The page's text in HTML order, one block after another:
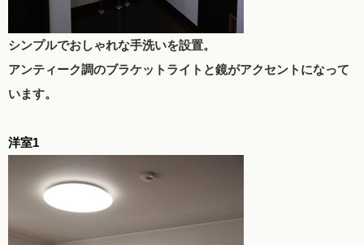
シンプルでおしゃれな手洗いを設置。
アンティーク調のブラケットライトと鏡がアクセントになって
います。
洋室1